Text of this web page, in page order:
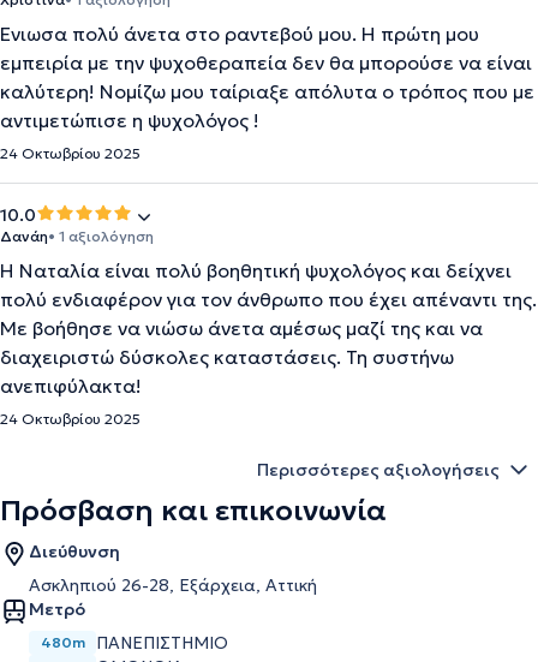
Ένιωσα πολύ άνετα στο ραντεβού μου. Η πρώτη μου
εμπειρία με την ψυχοθεραπεία δεν θα μπορούσε να είναι
καλύτερη! Νομίζω μου ταίριαξε απόλυτα ο τρόπος που με
αντιμετώπισε η ψυχολόγος !
24 Οκτωβρίου 2025
10.0
Δανάη• 1 αξιολόγηση
Η Ναταλία είναι πολύ βοηθητική ψυχολόγος και δείχνει
πολύ ενδιαφέρον για τον άνθρωπο που έχει απέναντι της.
Με βοήθησε να νιώσω άνετα αμέσως μαζί της και να
διαχειριστώ δύσκολες καταστάσεις. Τη συστήνω
ανεπιφύλακτα!
24 Οκτωβρίου 2025
Περισσότερες αξιολογήσεις
Πρόσβαση και επικοινωνία
Διεύθυνση
Ασκληπιού 26-28, Εξάρχεια, Αττική
Μετρό
480m ΠΑΝΕΠΙΣΤΉΜΙΟ